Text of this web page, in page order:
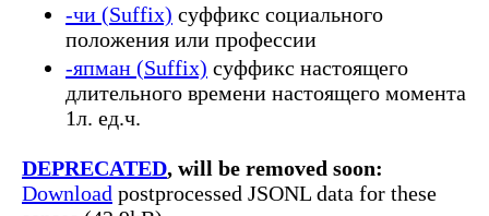
-чи (Suffix) суффикс социального
положения или профессии
-япман (Suffix) суффикс настоящего
длительного времени настоящего момента
1л. ед.ч.
DEPRECATED, will be removed soon:
Download postprocessed JSONL data for these